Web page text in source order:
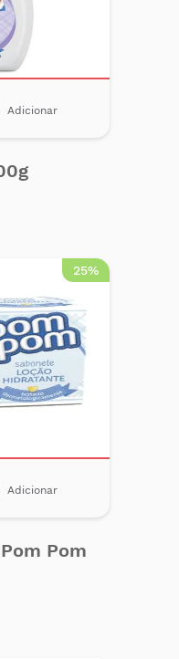
Adicionar
25%
Adicionar
Pom